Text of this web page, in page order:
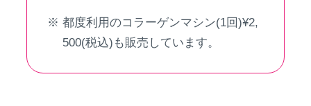
都度利用のコラーゲンマシン(1回)¥2,
500(税込)も販売しています。